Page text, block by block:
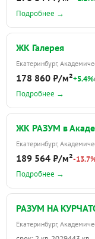
Подробнее →
ЖК Галерея
Екатеринбург,
178 860 ₽/м²+5.4%
Подробнее →
ЖК РАЗУМ в
Екатеринбург,
189 564 ₽/м²-
Подробнее →
РАЗУМ НА
Екатеринбург,